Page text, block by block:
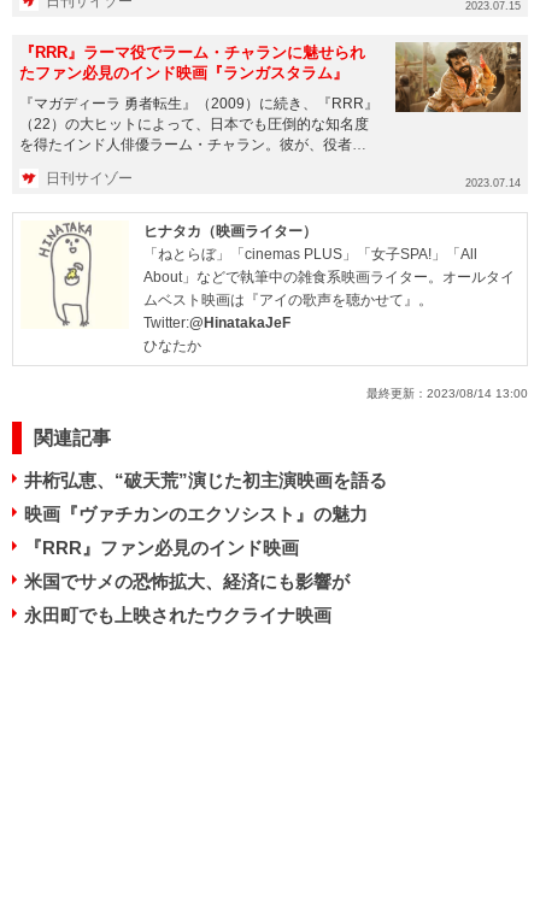
2023.07.15
『RRR』ラーマ役でラーム・チャランに魅せられ
たファン必見のインド映画『ランガスタラム』
『マガディーラ 勇者転生』（2009）に続き、『RRR』
（22）の大ヒットによって、日本でも圧倒的な知名度
を得たインド人俳優ラーム・チャラン。彼が、役者人
日刊サイゾー 2023.07.14
ヒナタカ（映画ライター）
「ねとらぼ」「cinemas PLUS」「女子SPA!」「All
About」などで執筆中の雑食系映画ライター。オールタイ
ムベスト映画は『アイの歌声を聴かせて』。
Twitter:@HinatakaJeF
ひなたか
最終更新： 2023/08/14 13:00
関連記事
井桁弘恵、“破天荒”演じた初主演映画を語る
映画『ヴァチカンのエクソシスト』の魅力
『RRR』ファン必見のインド映画
米国でサメの恐怖拡大、経済にも影響が
永田町でも上映されたウクライナ映画